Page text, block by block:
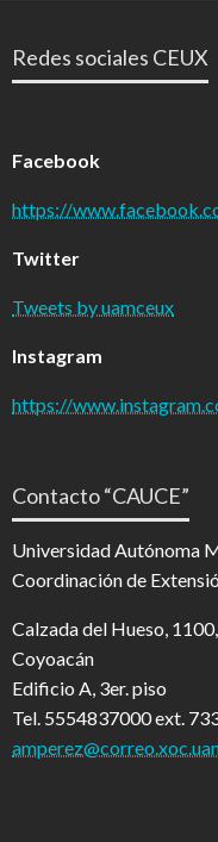
Redes sociales CEUX
Facebook
https://
Twitter
Tweets by uamceux
Instagram
https://
Contacto “CAUCE”
Universidad Autónoma
Coordinación de
Calzada del Hueso,
Coyoacán
Edificio A, 3er. piso
Tel. 5554837000 ext.